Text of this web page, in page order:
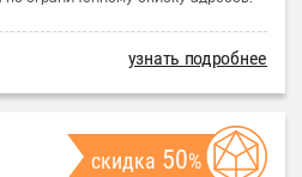
узнать подробнее
скидка 50%